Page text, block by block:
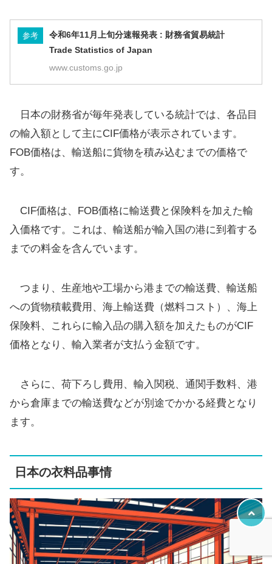
参考
令和6年11月上旬分速報発表 : 財務省貿易統計
Trade Statistics of Japan
www.customs.go.jp
日本の財務省が毎年発表している統計では、各品目
の輸入額として主にCIF価格が表示されています。
FOB価格は、輸送船に貨物を積み込むまでの価格で
す。
CIF価格は、FOB価格に輸送費と保険料を加えた輸
入価格です。これは、輸送船が輸入国の港に到着する
までの料金を含んでいます。
つまり、生産地や工場から港までの輸送費、輸送船
への貨物積載費用、海上輸送費（燃料コスト）、海上
保険料、これらに輸入品の購入額を加えたものがCIF
価格となり、輸入業者が支払う金額です。
さらに、荷下ろし費用、輸入関税、通関手数料、港
から倉庫までの輸送費などが別途でかかる経費となり
ます。
日本の衣料品事情